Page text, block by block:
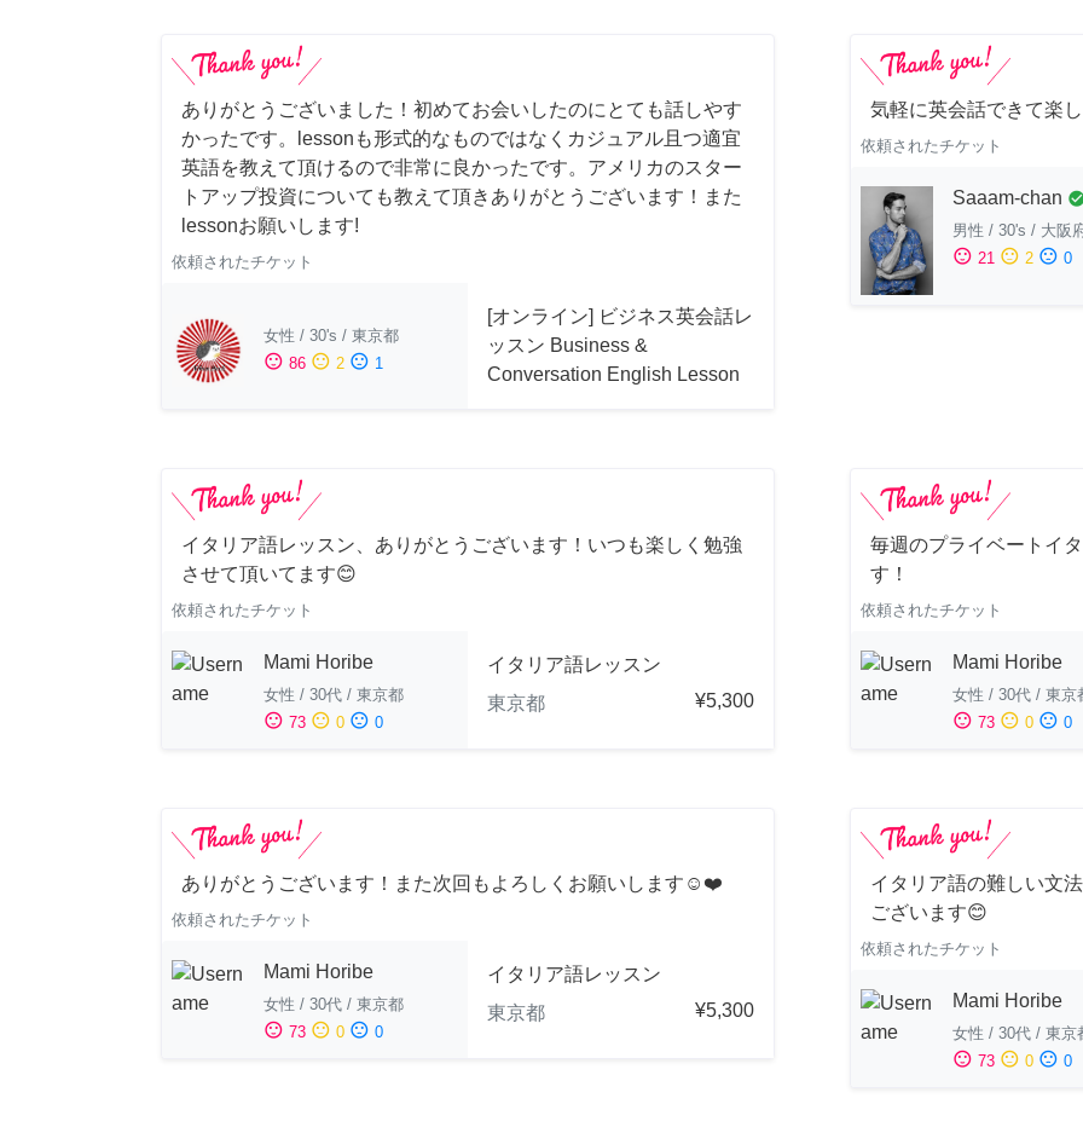
ありがとうございました！初めてお会いしたのにとても話しやす
かったです。lessonも形式的なものではなくカジュアル且つ適宜
英語を教えて頂けるので非常に良かったです。アメリカのスター
トアップ投資についても教えて頂きありがとうございます！また
lessonお願いします!
依頼されたチケット
女性 / 30's / 東京都
sentiment_satisfied 86 sentiment_neutral 2 sentiment_dissatisfied 1
[オンライン] ビジネス英会話レ
ッスン Business &
Conversation English Lesson
気軽に英会話できて楽
依頼されたチケット
Saaam-chan
男性 / 30's / 大阪
sentiment_satisfied 21 sentiment_neutral 2 sentiment_dissatisfied 0
イタリア語レッスン、ありがとうございます！いつも楽しく勉強
させて頂いてます😊
依頼されたチケット
Mami Horibe
女性 / 30代 / 東京都
sentiment_satisfied 73 sentiment_neutral 0 sentiment_dissatisfied 0
イタリア語レッスン
東京都
¥5,300
毎週のプライベートイ
す！
依頼されたチケット
Mami Horibe
女性 / 30代 / 東京
sentiment_satisfied 73 sentiment_neutral 0 sentiment_dissatisfied 0
ありがとうございます！また次回もよろしくお願いします☺️❤️
依頼されたチケット
Mami Horibe
女性 / 30代 / 東京都
sentiment_satisfied 73 sentiment_neutral 0 sentiment_dissatisfied 0
イタリア語レッスン
東京都
¥5,300
イタリア語の難しい文
ございます😊
依頼されたチケット
Mami Horibe
女性 / 30代 / 東京
sentiment_satisfied 73 sentiment_neutral 0 sentiment_dissatisfied 0